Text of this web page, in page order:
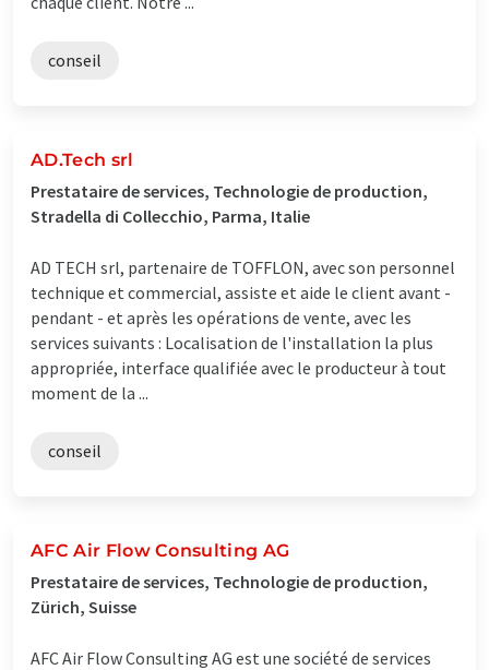
conseil
AD.Tech srl
Prestataire de services, Technologie de production,
Stradella di Collecchio, Parma, Italie
AD TECH srl, partenaire de TOFFLON, avec son personnel
technique et commercial, assiste et aide le client avant -
pendant - et après les opérations de vente, avec les
services suivants : Localisation de l'installation la plus
appropriée, interface qualifiée avec le producteur à tout
moment de la ...
conseil
AFC Air Flow Consulting AG
Prestataire de services, Technologie de production,
Zürich, Suisse
AFC Air Flow Consulting AG est une société de services